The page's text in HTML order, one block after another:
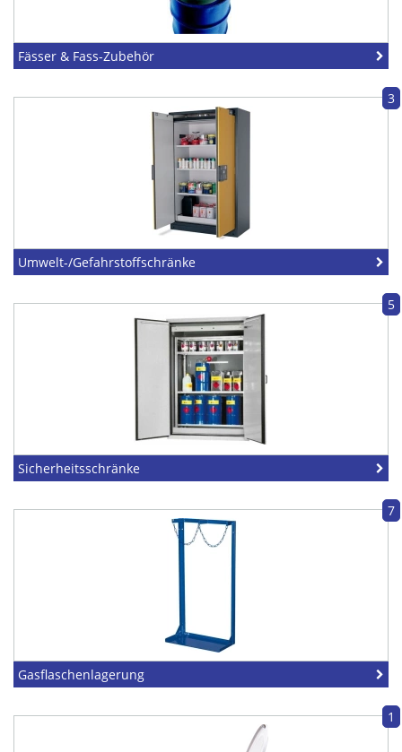
Fässer & Fass-Zubehör
3
Umwelt-/Gefahrstoffschränke
5
Sicherheitsschränke
7
Gasflaschenlagerung
1